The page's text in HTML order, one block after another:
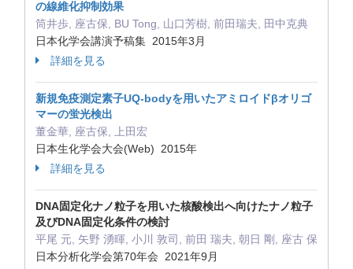
の線維化抑制効果
筒井歩, 座古保, BU Tong, 山口芳樹, 前田瑞夫, 田中克典
日本化学会講演予稿集 2015年3月
詳細を見る
新規免疫測定素子UQ‐bodyを用いたアミロイドβオリゴ
マーの蛍光検出
董金華, 座古保, 上田宏
日本生化学会大会(Web) 2015年
詳細を見る
DNA固定化ナノ粒子を用いた核酸検出へ向けたナノ粒子
及びDNA固定化条件の検討
平尾 元, 矢野 湧暉, 小川 敦司, 前田 瑞夫, 朝日 剛, 座古 保
日本分析化学会第70年会 2021年9月